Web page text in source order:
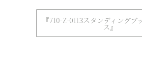
『710-Z-0113スタンディングブ
ス』